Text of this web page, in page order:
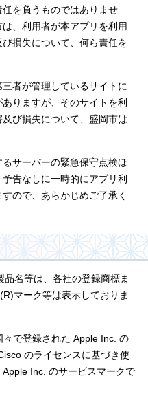
を負うものではありませ
、利用者が本アプリを利用
損失について、何ら責任を
者が管理しているサイトに
りますが、そのサイトを利
び損失について、盛岡市は
サーバーの緊急保守点検ほ
告なしに一時的にアプリ利
ので、あらかじめご了承く
名等は、各社の登録商標ま
マーク等は表示しておりま
で登録された Apple Inc. の
のライセンスに基づき使
Inc. のサービスマークで